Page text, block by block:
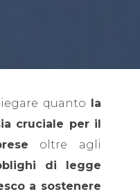
quanto
la
cruciale per il
oltre agli
di legge
a sostenere